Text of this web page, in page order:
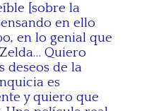
[sobre la
en ello
en lo genial que
Quiero
deseos de la
es
y quiero que